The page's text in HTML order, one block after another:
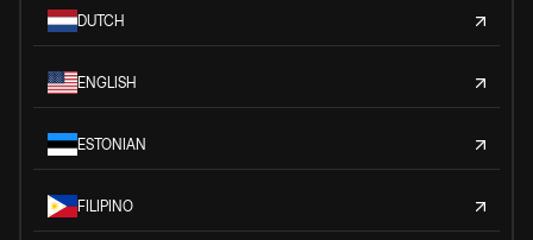
DUTCH
ENGLISH
ESTONIAN
FILIPINO